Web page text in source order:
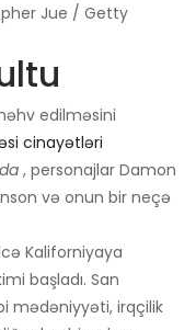
Jue / Getty
edilməsini
cinayətləri
, personajlar Damon
və onun bir neçə
Kaliforniyaya
başladı. San
mədəniyyəti, irqçilik